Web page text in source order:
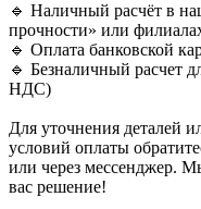
🔹 Наличный расчёт в
прочности» или
🔹 Оплата банковской
🔹 Безналичный расчет
НДС)
Для уточнения деталей
условий оплаты
или через мессенджер.
вас решение!